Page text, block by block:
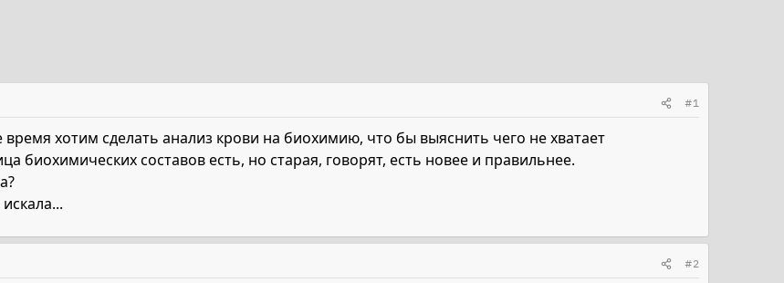
#1
хотим сделать анализ крови на биохимию, что бы выяснить чего не хватает
биохимических составов есть, но старая, говорят, есть новее и правильнее.
#2